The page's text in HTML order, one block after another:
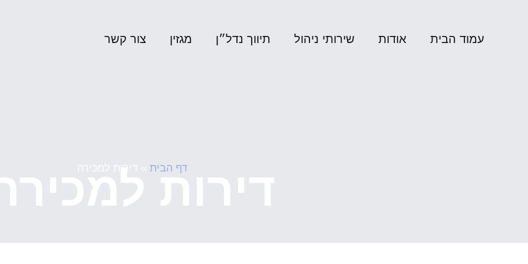
עמוד הבית אודות שירותי ניהול תיווך נדל״ן מגזין צור קשר
דף הבית
דירות למכירה